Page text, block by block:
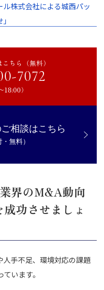
株式会社による城西パッ
ちら（無料）
7072
18:00）
相談はこちら
・無料）
界のM&A動向
功させましょ
手不足、環境対応の課題
います。